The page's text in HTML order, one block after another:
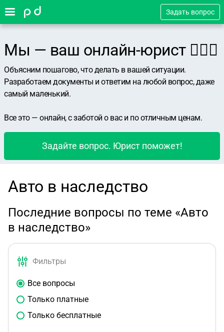
Задать вопрос
Мы — ваш онлайн-юрист 👨🏻‍⚖️
Объясним пошагово, что делать в вашей ситуации.
Разработаем документы и ответим на любой вопрос, даже
самый маленький.
Все это — онлайн, с заботой о вас и по отличным ценам.
Задайте вопрос. Юрист поможет!
Авто в наследство
Последние вопросы по теме «Авто
в наследство»
Фильтры
Все вопросы
Только платные
Только бесплатные